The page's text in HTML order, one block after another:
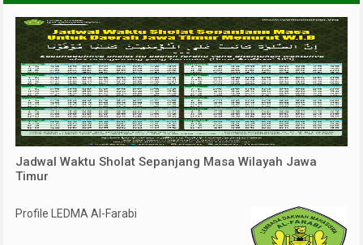
Jadwal Waktu Sholat Sepanjang Masa Wilayah Jawa
Timur
Profile LEDMA Al-Farabi